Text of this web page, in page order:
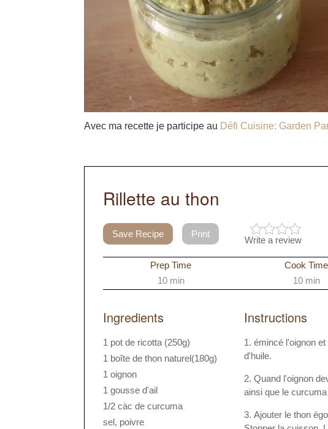
Avec ma recette je participe au Défi Cuisine: Garden
Rillette au thon
Write a review
Save Recipe Print
Prep Time
10 min
Cook Time
10 min
Ingredients
1 pot de ricotta (250g)
1 boîte de thon naturel(180g)
1 oignon
1 gousse d'ail
1/2 càc de curcuma
sel, poivre
Instructions
émincé l'oignon
d'huile.
Quand l'oignon
ainsi que le
Ajouter le thon